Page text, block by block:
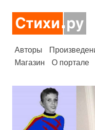
Авторы
Магазин
О портале